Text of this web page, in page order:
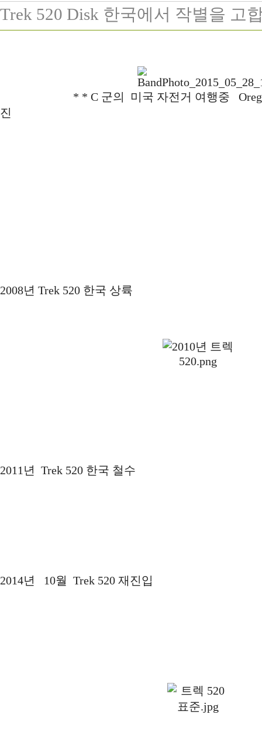
Trek 520 Disk 한국에서 작별을 고
* * C 군의 미국 자전거 여행중 Oregon
진
2008년 Trek 520 한국 상륙
2011년 Trek 520 한국 철수
2014년 10월 Trek 520 재진입